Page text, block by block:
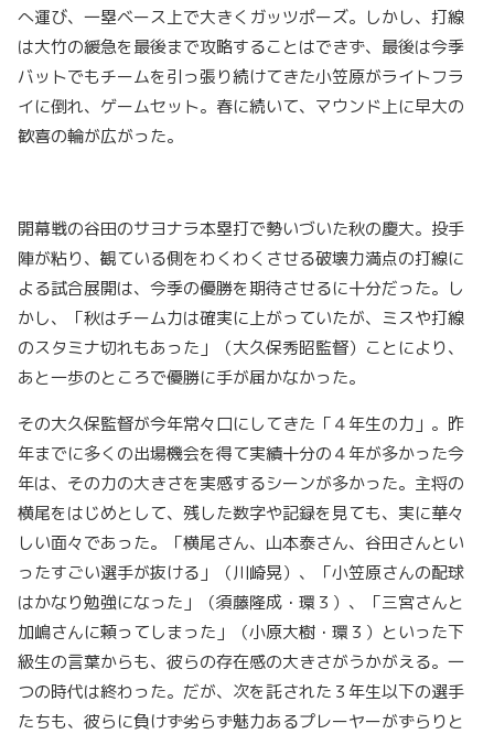
へ運び、一塁ベース上で大きくガッツポーズ。しかし、打線
は大竹の緩急を最後まで攻略することはできず、最後は今季
バットでもチームを引っ張り続けてきた小笠原がライトフラ
イに倒れ、ゲームセット。春に続いて、マウンド上に早大の
歓喜の輪が広がった。
開幕戦の谷田のサヨナラ本塁打で勢いづいた秋の慶大。投手
陣が粘り、観ている側をわくわくさせる破壊力満点の打線に
よる試合展開は、今季の優勝を期待させるに十分だった。し
かし、「秋はチーム力は確実に上がっていたが、ミスや打線
のスタミナ切れもあった」（大久保秀昭監督）ことにより、
あと一歩のところで優勝に手が届かなかった。
その大久保監督が今年常々口にしてきた「４年生の力」。昨
年までに多くの出場機会を得て実績十分の４年が多かった今
年は、その力の大きさを実感するシーンが多かった。主将の
横尾をはじめとして、残した数字や記録を見ても、実に華々
しい面々であった。「横尾さん、山本泰さん、谷田さんとい
ったすごい選手が抜ける」（川崎晃）、「小笠原さんの配球
はかなり勉強になった」（須藤隆成・環３）、「三宮さんと
加嶋さんに頼ってしまった」（小原大樹・環３）といった下
級生の言葉からも、彼らの存在感の大きさがうかがえる。一
つの時代は終わった。だが、次を託された３年生以下の選手
たちも、彼らに負けず劣らず魅力あるプレーヤーがずらりと